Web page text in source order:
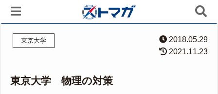
東京大学
2018.05.29
2021.11.23
東京大学 物理の対策